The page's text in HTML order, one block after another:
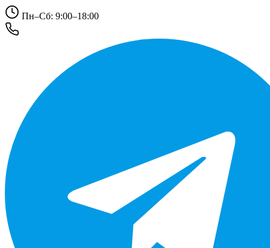
Пн–Сб: 9:00–18:00